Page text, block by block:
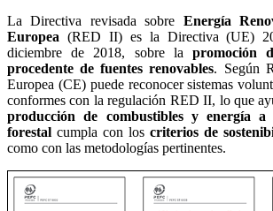
La Directiva revisada sobre Energía
Europea (RED II) es la Directiva (UE)
diciembre de 2018, sobre lapromoción
procedente de fuentes renovables. Según
Europea (CE) puede reconocer sistemas
conformes con la regulación RED II, lo que
producción de combustibles y energía
forestal cumpla con los criterios de
como con las metodologías pertinentes.